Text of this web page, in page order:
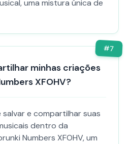
uma mistura única de
#7
minhas criações
XFOHV?
salvar e compartilhar suas
dentro da
Numbers XFOHV, um